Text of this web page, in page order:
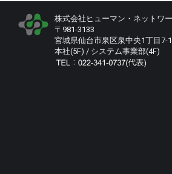
株式会社ヒューマン・ネットワ
〒981-3133
宮城県仙台市泉区泉中央1丁目7-
本社(5F) / システム事業部(4F)